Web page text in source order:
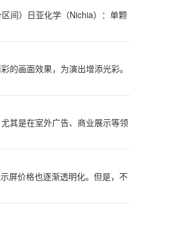
间）日亚化学（Nichia）：单颗
的画面效果，为演出增添光彩。
其是在室外广告、商业展示等领
屏价格也逐渐透明化。但是，不